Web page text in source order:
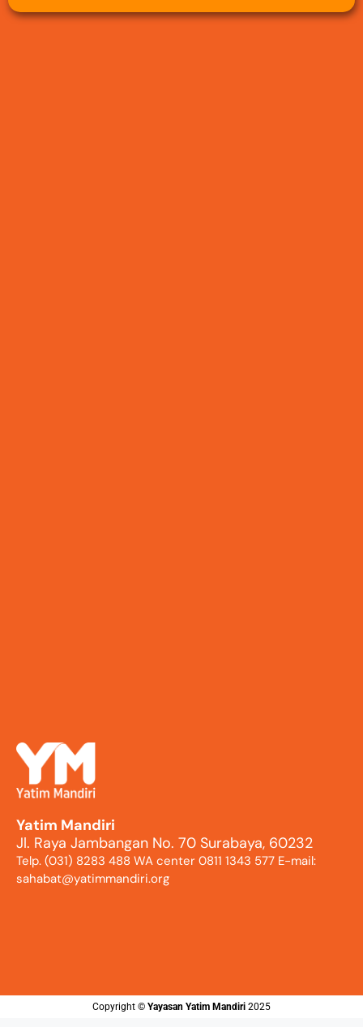
Yatim Mandiri
Jl. Raya Jambangan No. 70 Surabaya, 60232
Telp. (031) 8283 488 WA center 0811 1343 577 E-mail:
sahabat@yatimmandiri.org
Copyright ©️ Yayasan Yatim Mandiri 2025